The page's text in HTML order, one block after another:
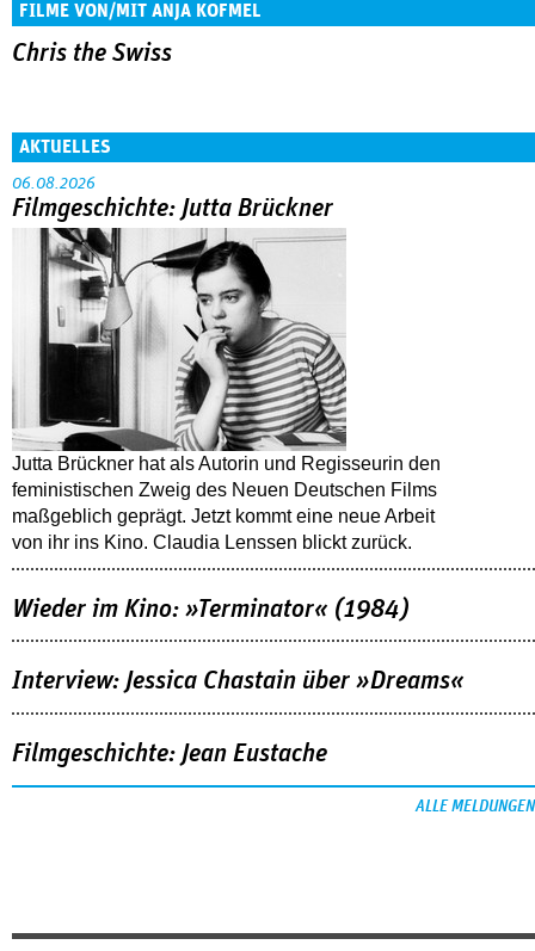
FILME VON/MIT ANJA KOFMEL
Chris the Swiss
AKTUELLES
06.08.2026
Filmgeschichte: Jutta Brückner
Jutta Brückner hat als Autorin und Regisseurin den
feministischen Zweig des Neuen Deutschen Films
maßgeblich geprägt. Jetzt kommt eine neue Arbeit
von ihr ins Kino. Claudia Lenssen blickt zurück.
Wieder im Kino: »Terminator« (1984)
Interview: Jessica Chastain über »Dreams«
Filmgeschichte: Jean Eustache
ALLE MELDUNGEN